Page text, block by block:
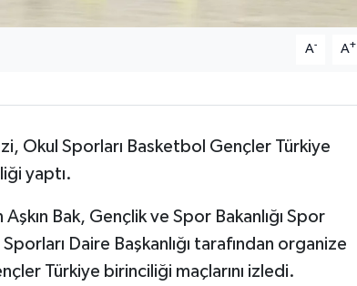
A- A+
Okul Sporları Basketbol Gençler Türkiye
yaptı.
Bak, Gençlik ve Spor Bakanlığı Spor
Daire Başkanlığı tarafından organize
Türkiye birinciliği maçlarını izledi.